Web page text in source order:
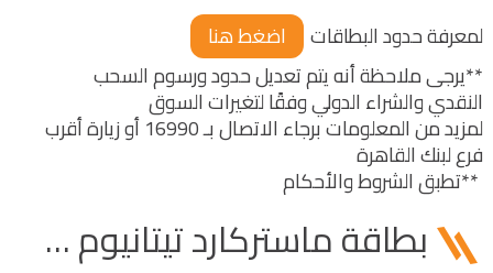
لمعرفة حدود البطاقات
اضغط هنا
**يرجى ملاحظة أنه يتم تعديل حدود ورسوم السحب
النقدي والشراء الدولي وفقًا لتغيرات السوق
لمزيد من المعلومات برجاء الاتصال بـ 16990 أو زيارة أقرب
فرع لبنك القاهرة
**تطبق الشروط والأحكام
بطاقة ماستركارد تيتانيوم بالدولار الامريكى